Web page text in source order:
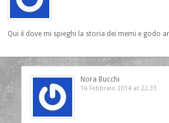
Qui è dove mi spieghi la storia dei memi e godo
Nora Bucchi
16 Febbraio 2014 at 22:33